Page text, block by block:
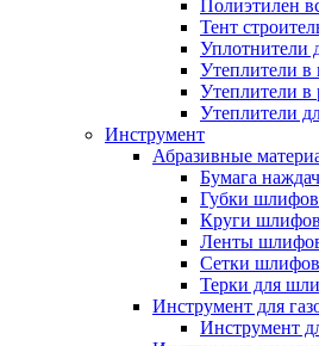
Полиэтилен
Тент
Уплотнители
Утеплители в
Утеплители в
Утеплители
Инструмент
Абразивные
Бумага
Губки
Круги
Ленты
Сетки
Терки для
Инструмент для
Инструмент